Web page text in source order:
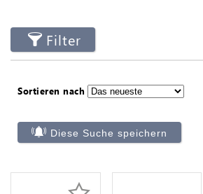
Filter
Sortieren nach
Diese Suche speichern